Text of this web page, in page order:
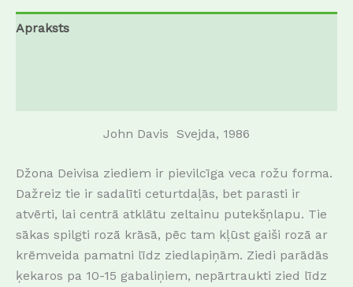
Apraksts
John Davis Svejda, 1986
Džona Deivisa ziediem ir pievilcīga veca rožu forma.
Dažreiz tie ir sadalīti ceturtdaļās, bet parasti ir
atvērti, lai centrā atklātu zeltainu putekšņlapu. Tie
sākas spilgti rozā krāsā, pēc tam kļūst gaiši rozā ar
krēmveida pamatni līdz ziedlapiņām. Ziedi parādās
ķekaros pa 10-15 gabaliņiem, nepārtraukti zied līdz